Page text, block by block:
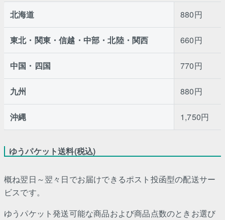
北海道 880円
東北・関東・信越・中部・北陸・関西 660円
中国・四国 770円
九州 880円
沖縄 1,750円
ゆうパケット送料(税込)
概ね翌日～翌々日でお届けできるポスト投函型の配送サー
ビスです。
ゆうパケット発送可能な商品および商品点数のときお選び